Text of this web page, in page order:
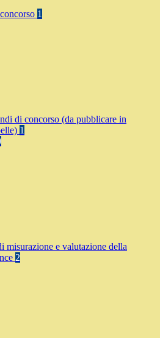
1
di concorso (da pubblicare in
1
misurazione e valutazione della
2